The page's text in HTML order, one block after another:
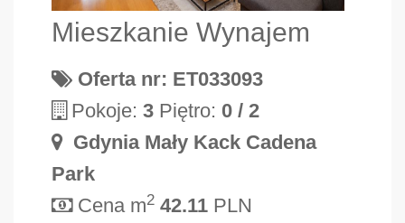
Mieszkanie Wynajem
Oferta nr: ET033093
Pokoje:3 Piętro: 0 / 2
Gdynia Mały Kack Cadena
Park
Cena m2 42.11 PLN